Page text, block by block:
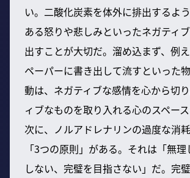
い。二酸化炭素を体外に排出するよ
ある怒りや悲しみといったネガティ
出すことが大切だ。溜め込まず、例
ペーパーに書き出して流すといった
動は、ネガティブな感情を心から切
ィブなものを取り入れる心のスペース
次に、ノルアドレナリンの過度な消
「3つの原則」がある。それは「無
しない、完璧を目指さない」だ。完